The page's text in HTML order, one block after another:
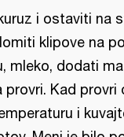
i ostaviti na
klipove na
mleko, dodati
provri. Kad provri
i